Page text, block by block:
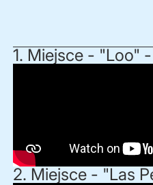
1. Miejsce - "Loo"
2. Miejsce - "Las